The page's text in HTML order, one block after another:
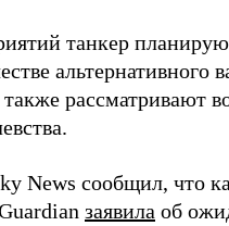
танкер
альтернативного
также рассматривают
News сообщил, что
заявила об